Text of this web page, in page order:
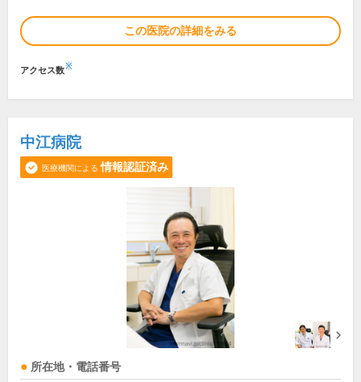
この医院の詳細をみる
アクセス数※
中江病院
医療機関による 情報認証済み
所在地・電話番号